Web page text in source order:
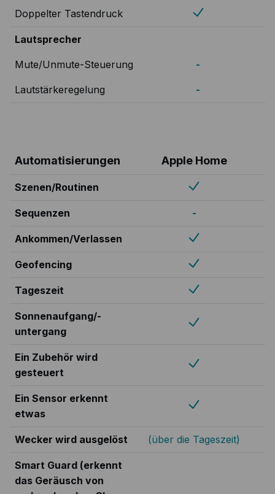
Doppelter Tastendruck
Lautsprecher
Mute/Unmute-Steuerung -
Lautstärkeregelung -
Automatisierungen Apple Home
Szenen/Routinen
Sequenzen -
Ankommen/Verlassen
Geofencing
Tageszeit
Sonnenaufgang/-
untergang
Ein Zubehör wird
gesteuert
Ein Sensor erkennt
etwas
Wecker wird ausgelöst (über die Tageszeit)
Smart Guard (erkennt
das Geräusch von